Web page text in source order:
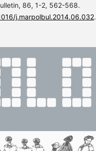
86, 1-2, 562-568.
j.marpolbul.2014.06.032.